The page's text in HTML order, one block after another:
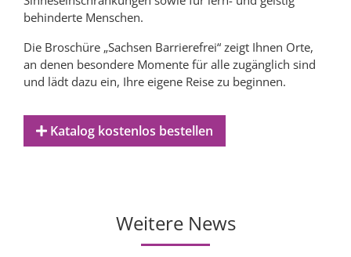
behinderte Menschen.
Die Broschüre „Sachsen Barrierefrei“ zeigt Ihnen Orte,
an denen besondere Momente für alle zugänglich sind
und lädt dazu ein, Ihre eigene Reise zu beginnen.
Katalog kostenlos bestellen
Weitere News